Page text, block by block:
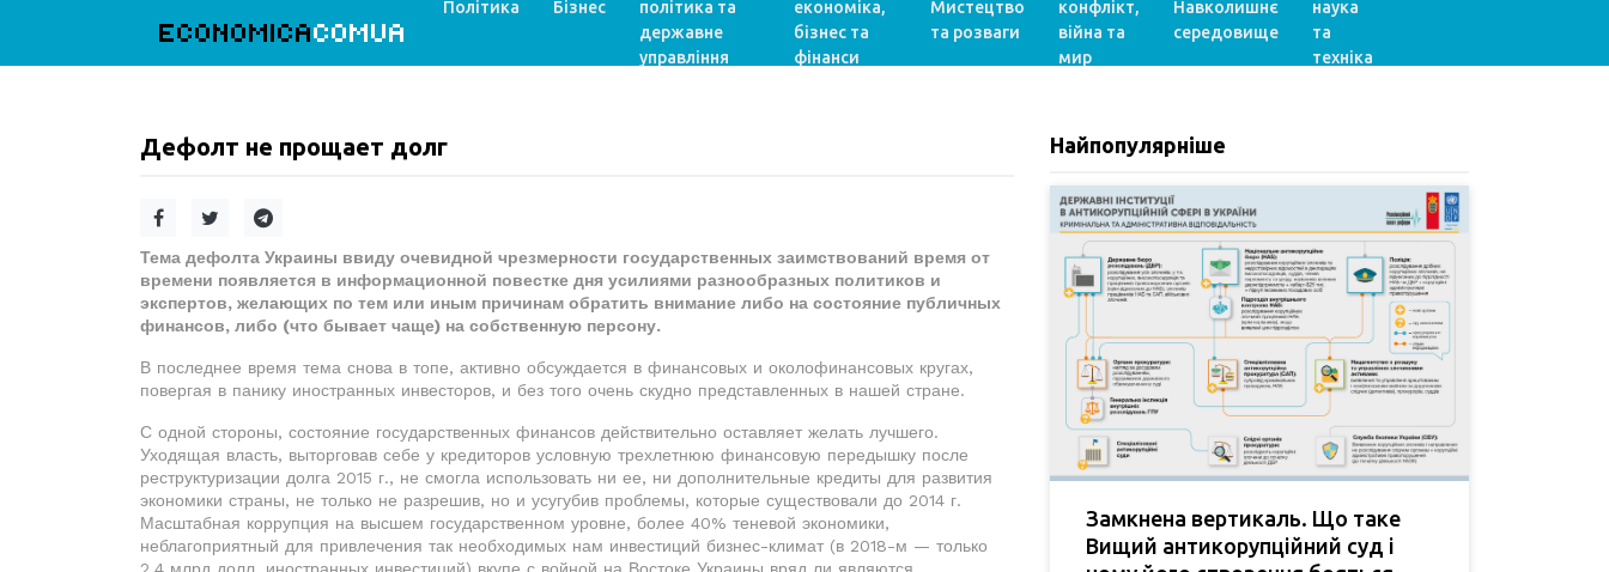
ECONOMICACOMUA
Політика Бізнес
політика та
державне
управління
економіка,
бізнес та
фінанси
Мистецтво
та розваги
конфлікт,
війна та
мир
Навколишнє
середовище
наука
та
техніка
Дефолт не прощает долг
Тема дефолта Украины ввиду очевидной чрезмерности государственных заимствований время от
времени появляется в информационной повестке дня усилиями разнообразных политиков и
экспертов, желающих по тем или иным причинам обратить внимание либо на состояние публичных
финансов, либо (что бывает чаще) на собственную персону.
В последнее время тема снова в топе, активно обсуждается в финансовых и околофинансовых кругах,
повергая в панику иностранных инвесторов, и без того очень скудно представленных в нашей стране.
С одной стороны, состояние государственных финансов действительно оставляет желать лучшего.
Уходящая власть, выторговав себе у кредиторов условную трехлетнюю финансовую передышку после
реструктуризации долга 2015 г., не смогла использовать ни ее, ни дополнительные кредиты для развития
экономики страны, не только не разрешив, но и усугубив проблемы, которые существовали до 2014 г.
Масштабная коррупция на высшем государственном уровне, более 40% теневой экономики,
неблагоприятный для привлечения так необходимых нам инвестиций бизнес-климат (в 2018-м — только
Найпопулярніше
Замкнена вертикаль. Що таке
Вищий антикорупційний суд і